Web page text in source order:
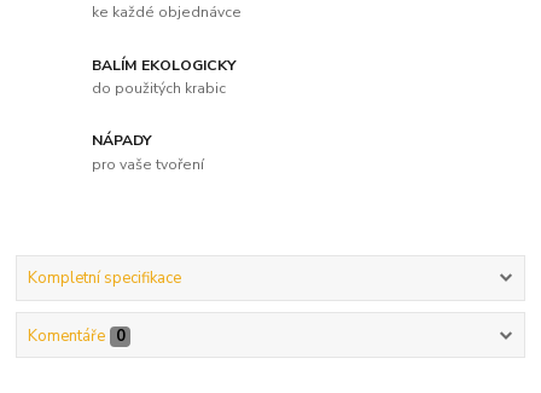
ke každé objednávce
BALÍM EKOLOGICKY
do použitých krabic
NÁPADY
pro vaše tvoření
Kompletní specifikace
Komentáře 0